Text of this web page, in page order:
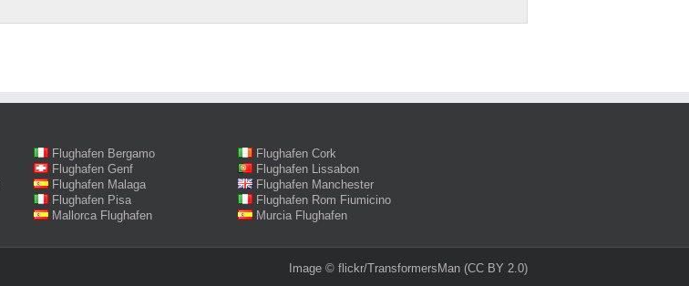
Flughafen Bergamo
Flughafen Cork
Flughafen Genf
Flughafen Lissabon
Flughafen Malaga
Flughafen Manchester
Flughafen Pisa
Flughafen Rom Fiumicino
Mallorca Flughafen Murcia Flughafen
Image © flickr/TransformersMan (CC BY 2.0)‎